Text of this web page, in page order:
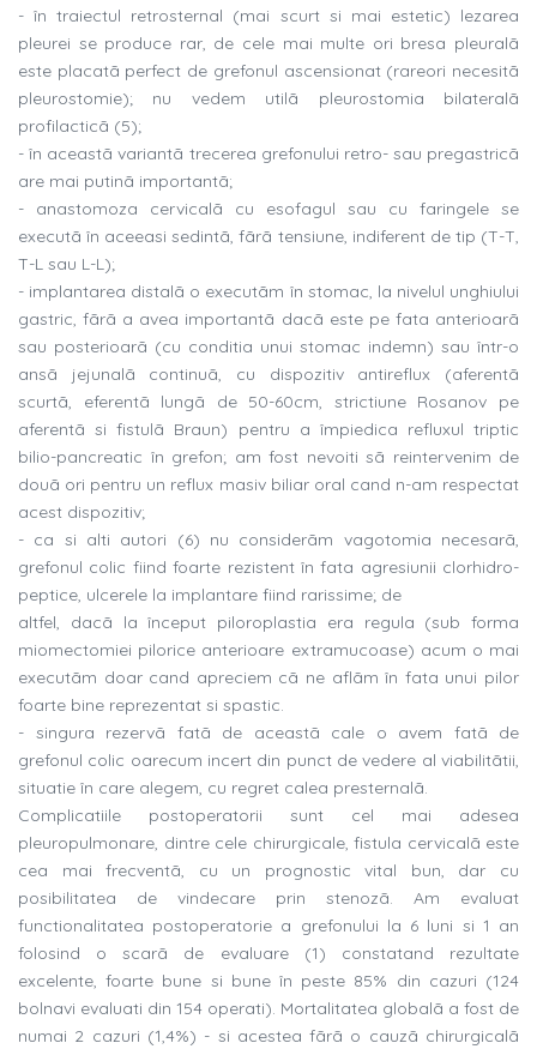
- în traiectul retrosternal (mai scurt si mai estetic) lezarea
pleurei se produce rar, de cele mai multe ori bresa pleuralã
este placatã perfect de grefonul ascensionat (rareori necesitã
pleurostomie); nu vedem utilã pleurostomia bilateralã
profilacticã (5);
- în aceastã variantã trecerea grefonului retro- sau pregastricã
are mai putinã importantã;
- anastomoza cervicalã cu esofagul sau cu faringele se
executã în aceeasi sedintã, fãrã tensiune, indiferent de tip (T-T,
T-L sau L-L);
- implantarea distalã o executãm în stomac, la nivelul unghiului
gastric, fãrã a avea importantã dacã este pe fata anterioarã
sau posterioarã (cu conditia unui stomac indemn) sau într-o
ansã jejunalã continuã, cu dispozitiv antireflux (aferentã
scurtã, eferentã lungã de 50-60cm, strictiune Rosanov pe
aferentã si fistulã Braun) pentru a împiedica refluxul triptic
bilio-pancreatic în grefon; am fost nevoiti sã reintervenim de
douã ori pentru un reflux masiv biliar oral cand n-am respectat
acest dispozitiv;
- ca si alti autori (6) nu considerãm vagotomia necesarã,
grefonul colic fiind foarte rezistent în fata agresiunii clorhidro-
peptice, ulcerele la implantare fiind rarissime; de
altfel, dacã la început piloroplastia era regula (sub forma
miomectomiei pilorice anterioare extramucoase) acum o mai
executãm doar cand apreciem cã ne aflãm în fata unui pilor
foarte bine reprezentat si spastic.
- singura rezervã fatã de aceastã cale o avem fatã de
grefonul colic oarecum incert din punct de vedere al viabilitãtii,
situatie în care alegem, cu regret calea presternalã.
Complicatiile postoperatorii sunt cel mai adesea
pleuropulmonare, dintre cele chirurgicale, fistula cervicalã este
cea mai frecventã, cu un prognostic vital bun, dar cu
posibilitatea de vindecare prin stenozã. Am evaluat
functionalitatea postoperatorie a grefonului la 6 luni si 1 an
folosind o scarã de evaluare (1) constatand rezultate
excelente, foarte bune si bune în peste 85% din cazuri (124
bolnavi evaluati din 154 operati). Mortalitatea globalã a fost de
numai 2 cazuri (1,4%) - si acestea fãrã o cauzã chirurgicalã